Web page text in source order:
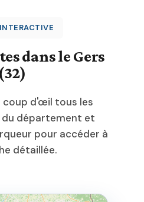
dans le Gers
(32)
coup d'œil tous les
département et
pour accéder à
détaillée.